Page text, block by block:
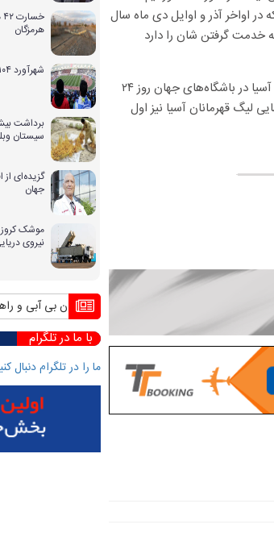
در اواخر آذر و اوایل دی ماه سال
خدمت گرفتن شان را دارد
فینال لیگ قهرمانان آسیا روزهای ۱۲ و ۱۹ آبان ماه برگزار خواهد شد و اولین بازی نماینده آسیا در باشگاه‌های جهان روز ۲۴
لیگ قهرمانان آسیا نیز اول
هرمزگان
شهرآورد ۱۰۴ بدون حضور بانوان
سیستان
گزیده‌ای
جهان
موشک کروز
نیروی
بحران بی آبی و راهکار
با ما در تلگرام
ما را در تلگرام دنبال